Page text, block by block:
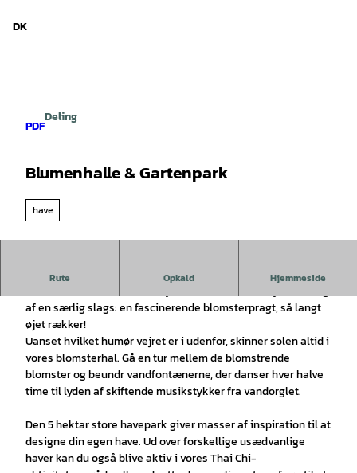
DK
PDF
Deling
Blumenhalle & Gartenpark
have
Rute Opkald Hjemmeside
Velkommen til Blumenhalle & Gartenpark Wiesmoor!
af en særlig slags: en fascinerende blomsterpragt, så langt
øjet rækker!
Uanset hvilket humør vejret er i udenfor, skinner solen altid i
vores blomsterhal. Gå en tur mellem de blomstrende
blomster og beundr vandfontænerne, der danser hver halve
time til lyden af skiftende musikstykker fra vandorglet.
Den 5 hektar store havepark giver masser af inspiration til at
designe din egen have. Ud over forskellige usædvanlige
haver kan du også blive aktiv i vores Thai Chi-